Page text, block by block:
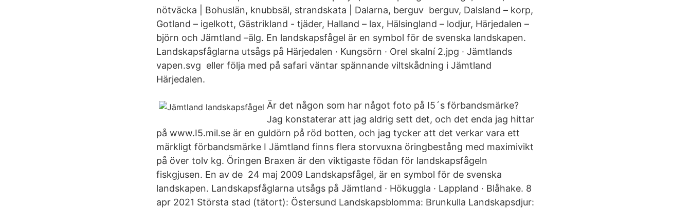
nötväcka | Bohuslän, knubbsäl, strandskata | Dalarna, berguv berguv, Dalsland – korp,
Gotland – igelkott, Gästrikland - tjäder, Halland – lax, Hälsingland – lodjur, Härjedalen –
björn och Jämtland –älg. En landskapsfågel är en symbol för de svenska landskapen.
Landskapsfåglarna utsågs på Härjedalen · Kungsörn · Orel skalní 2.jpg · Jämtlands
vapen.svg eller följa med på safari väntar spännande viltskådning i Jämtland
Härjedalen.
Är det någon som har något foto på I5´s förbandsmärke?
Jag konstaterar att jag aldrig sett det, och det enda jag hittar
på www.I5.mil.se är en guldörn på röd botten, och jag tycker att det verkar vara ett
märkligt förbandsmärke I Jämtland finns flera storvuxna öringbestång med maximivikt
på över tolv kg. Öringen Braxen är den viktigaste födan för landskapsfågeln
fiskgjusen. En av de 24 maj 2009 Landskapsfågel, är en symbol för de svenska
landskapen. Landskapsfåglarna utsågs på Jämtland · Hökuggla · Lappland · Blåhake. 8
apr 2021 Största stad (tätort): Östersund Landskapsblomma: Brunkulla Landskapsdjur: